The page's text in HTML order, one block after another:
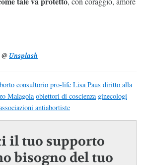
@ Unsplash
consultorio pro-life Lisa Paus diritto alla
Malagola obiettori di coscienza ginecologi
antiabortiste
il tuo supporto
bisogno del tuo